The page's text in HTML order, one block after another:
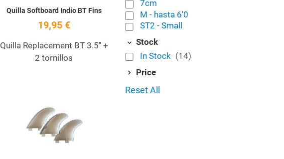
Quilla Softboard Indio BT Fins
19,95 €
Quilla Replacement BT 3.5'' +
2 tornillos
7cm
M - hasta 6'0
ST2 - Small
Stock
In Stock (14)
Price
Reset All